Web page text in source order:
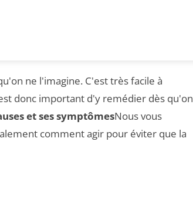
ne l'imagine. C'est très facile à
donc important d'y remédier dès qu'on
et ses symptômesNous vous
comment agir pour éviter que la